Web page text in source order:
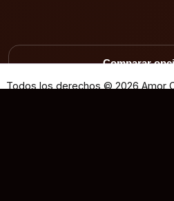
Todos los derechos © 2026 Amor
Comparar